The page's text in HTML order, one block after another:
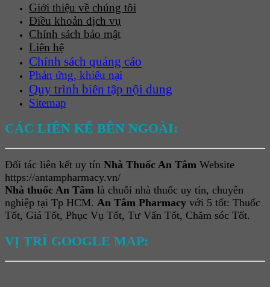
Giới thiệu về chúng tôi
Điều khoản dịch vụ
Chính sách bảo mật
Liên hệ
Chính sách quảng cáo
Phản ứng, khiếu nại
Quy trình biên tập nội dung
Sitemap
CÁC LIÊN KẾ BÊN NGOÀI:
Đối tác liên kết uy tín Nhà Thuốc An Tâm Website
https://antampharmacy.vn/
Nhà thuốc An Tâm là chuỗi nhà thuốc uy tín, chuyên
nghiệp tại Tp HCM. An Tâm Pharmacy với 5 tốt: Thuốc
Tốt, Giá Tốt, Phục Vụ Tốt, Tư Vấn Tốt, Chăm sóc Tốt.
VỊ TRÍ GOOGLE MAP: